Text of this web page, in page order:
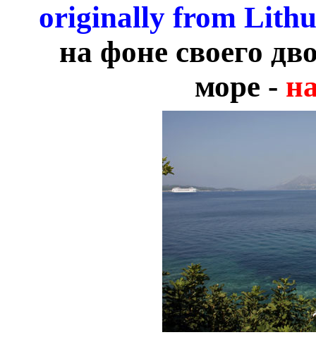
originally from
на фоне своего
море -